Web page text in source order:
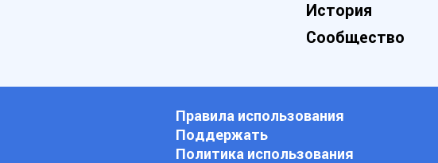
История
Сообщество
Правила использования
Поддержать
Политика использования